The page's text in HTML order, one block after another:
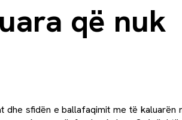
që nuk
sfidën e ballafaqimit me të kaluarën